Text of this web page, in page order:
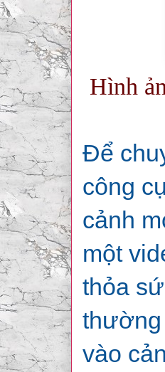
Hình
Để
công
cảnh
một
thỏa
thường
vào